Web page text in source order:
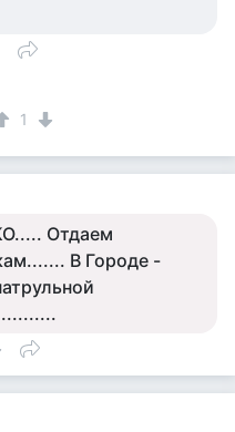
1
Отдаем
В Городе -